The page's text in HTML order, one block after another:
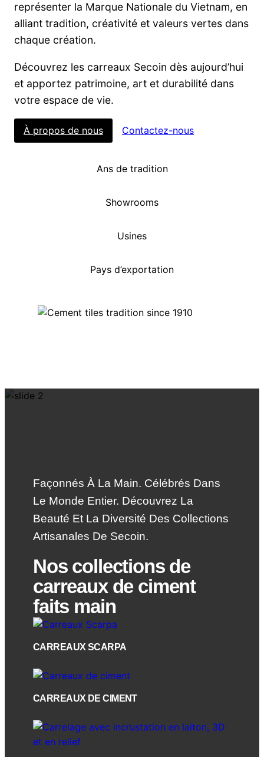
représenter la Marque Nationale du Vietnam, en
alliant tradition, créativité et valeurs vertes dans
chaque création.
Découvrez les carreaux Secoin dès aujourd’hui
et apportez patrimoine, art et durabilité dans
votre espace de vie.
À propos de nous Contactez-nous
Ans de tradition
Showrooms
Usines
Pays d’exportation
Façonnés À La Main. Célébrés Dans
Le Monde Entier. Découvrez La
Beauté Et La Diversité Des Collections
Artisanales De Secoin.
Nos collections de
carreaux de ciment
faits main
CARREAUX SCARPA
CARREAUX DE CIMENT